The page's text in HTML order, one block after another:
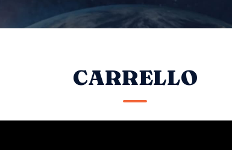
CARRELLO